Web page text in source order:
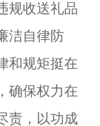
规收送礼品
洁自律防
和规矩挺在
确保权力在
责，以功成